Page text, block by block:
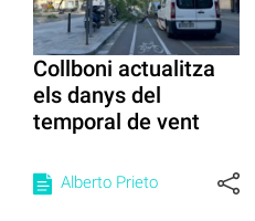
Collboni actualitza
els danys del
temporal de vent
Alberto Prieto